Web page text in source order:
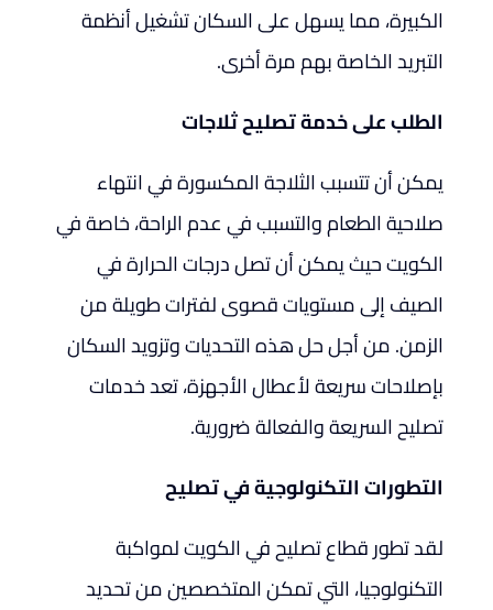
الكبيرة، مما يسهل على السكان تشغيل أنظمة
التبريد الخاصة بهم مرة أخرى.
الطلب على خدمة تصليح ثلاجات
يمكن أن تتسبب الثلاجة المكسورة في انتهاء
صلاحية الطعام والتسبب في عدم الراحة، خاصة في
الكويت حيث يمكن أن تصل درجات الحرارة في
الصيف إلى مستويات قصوى لفترات طويلة من
الزمن. من أجل حل هذه التحديات وتزويد السكان
بإصلاحات سريعة لأعطال الأجهزة، تعد خدمات
تصليح السريعة والفعالة ضرورية.
التطورات التكنولوجية في تصليح
لقد تطور قطاع تصليح في الكويت لمواكبة
التكنولوجيا، التي تمكن المتخصصين من تحديد